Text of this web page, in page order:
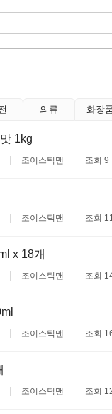
의류 화장
1kg
조이스틱맨 조회 9
조이스틱맨 조회 11
x 18개
조이스틱맨 조회
조이스틱맨 조회
조이스틱맨 조회